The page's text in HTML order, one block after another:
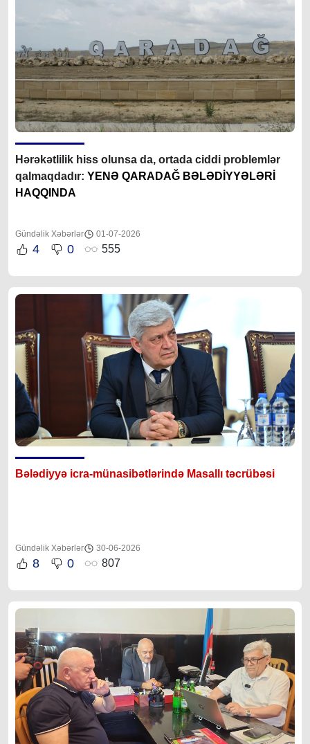
Hərəkətlilik hiss olunsa da, ortada ciddi problemlər
qalmaqdadır: YENƏ QARADAĞ BƏLƏDİYYƏLƏRİ
HAQQINDA
Gündəlik Xəbərlər 01-07-2026
4 0 555
Bələdiyyə icra-münasibətlərində Masallı təcrübəsi
Gündəlik Xəbərlər 30-06-2026
8 0 807